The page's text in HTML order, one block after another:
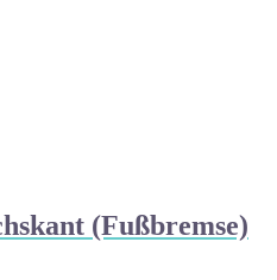
(Fußbremse)